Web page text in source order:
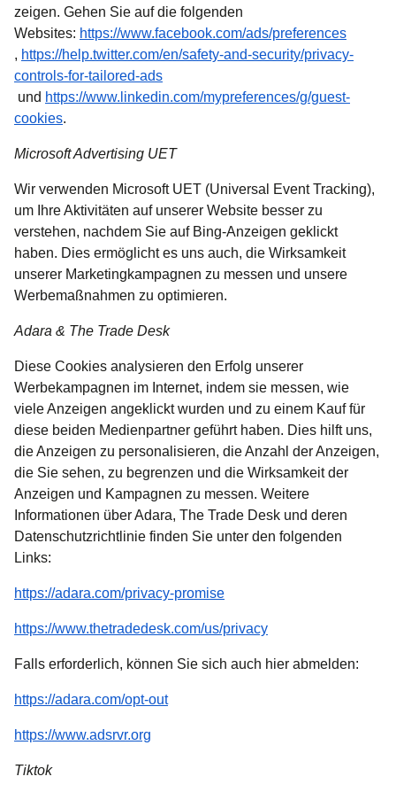
zeigen. Gehen Sie auf die folgenden
Websites: https://www.facebook.com/ads/preferences
Öffnet einen neuen Tab)
, https://help.twitter.com/en/safety-and-security/privacy-
controls-for-tailored-ads
Öffnet einen neuen Tab)
und https://www.linkedin.com/mypreferences/g/guest-
cookies(.
Microsoft Advertising UET
Wir verwenden Microsoft UET (Universal Event Tracking),
um Ihre Aktivitäten auf unserer Website besser zu
verstehen, nachdem Sie auf Bing-Anzeigen geklickt
haben. Dies ermöglicht es uns auch, die Wirksamkeit
unserer Marketingkampagnen zu messen und unsere
Werbemaßnahmen zu optimieren.
Adara & The Trade Desk
Diese Cookies analysieren den Erfolg unserer
Werbekampagnen im Internet, indem sie messen, wie
viele Anzeigen angeklickt wurden und zu einem Kauf für
diese beiden Medienpartner geführt haben. Dies hilft uns,
die Anzeigen zu personalisieren, die Anzahl der Anzeigen,
die Sie sehen, zu begrenzen und die Wirksamkeit der
Anzeigen und Kampagnen zu messen. Weitere
Informationen über Adara, The Trade Desk und deren
Datenschutzrichtlinie finden Sie unter den folgenden
Links:
https://adara.com/privacy-promise(
https://www.thetradedesk.com/us/privacy(
Falls erforderlich, können Sie sich auch hier abmelden:
https://adara.com/opt-out(
https://www.adsrvr.org
Tiktok